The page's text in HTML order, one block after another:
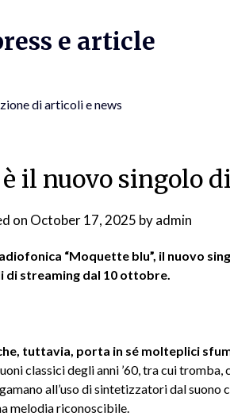
e article
di articoli e news
il nuovo singolo
on October 17, 2025 byadmin
“Moquette blu”, il nuovo
streaming dal 10 ottobre.
tuttavia, porta in sé molteplici
classici degli anni ’60, tra cui
all’uso di sintetizzatori dal suono
melodia riconoscibile.